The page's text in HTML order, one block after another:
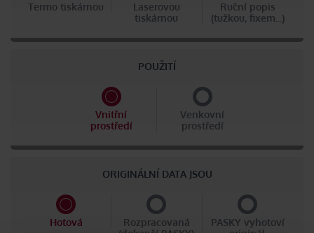
Termo tiskárnou
Laserovou
tiskárnou
Ruční popis
(tužkou, fixem...)
POUŽITÍ
Vnitřní
prostředí
Venkovní
prostředí
ORIGINÁLNÍ DATA JSOU
Hotová
Rozpracovaná
PASKY vyhotoví